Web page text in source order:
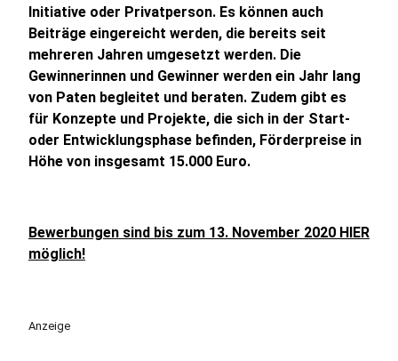
Initiative oder Privatperson. Es können auch
Beiträge eingereicht werden, die bereits seit
mehreren Jahren umgesetzt werden. Die
Gewinnerinnen und Gewinner werden ein Jahr lang
von Paten begleitet und beraten. Zudem gibt es
für Konzepte und Projekte, die sich in der Start-
oder Entwicklungsphase befinden, Förderpreise in
Höhe von insgesamt 15.000 Euro.
Bewerbungen sind bis zum 13. November 2020 HIER
möglich!
Anzeige